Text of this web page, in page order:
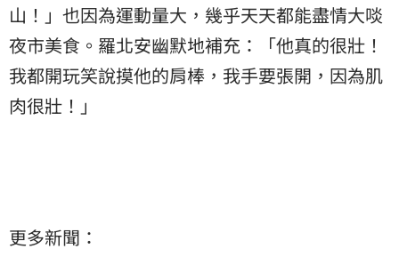
山！」也因為運動量大，幾乎天天都能盡情大啖
夜市美食。羅北安幽默地補充：「他真的很壯！
我都開玩笑說摸他的肩棒，我手要張開，因為肌
肉很壯！」
更多新聞：